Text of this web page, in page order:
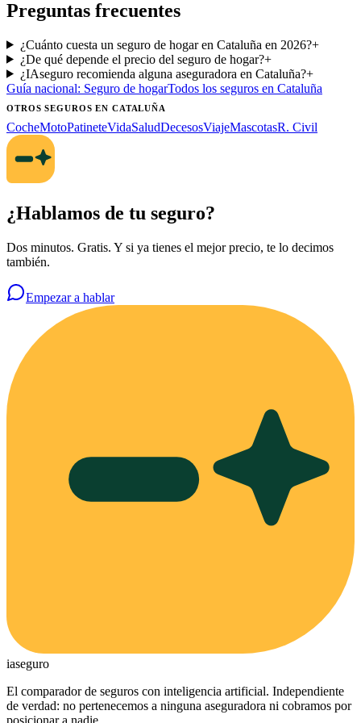
Preguntas frecuentes
¿Cuánto cuesta un seguro de hogar en Cataluña en 2026?+
¿De qué depende el precio del seguro de hogar?+
¿IAseguro recomienda alguna aseguradora en Cataluña?+
Guía nacional: Seguro de hogarTodos los seguros en Cataluña
OTROS SEGUROSEN CATALUÑA
CocheMotoPatineteVidaSaludDecesosViajeMascotasR. Civil
¿Hablamos de tu seguro?
Dos minutos. Gratis. Y si ya tienes el mejor precio, te lo decimos
también.
Empezar a hablar
iaseguro
El comparador de seguros con inteligencia artificial. Independiente
de verdad: no pertenecemos a ninguna aseguradora ni cobramos por
posicionar a nadie.